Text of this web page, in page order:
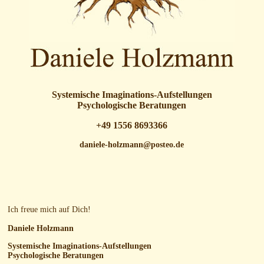
Systemische Imaginations-Aufstellungen
Psychologische Beratungen
+49 1556 8693366
daniele-holzmann@posteo.de
Ich freue mich auf Dich!
Daniele Holzmann
Systemische Imaginations-Aufstellungen
Psychologische Beratungen